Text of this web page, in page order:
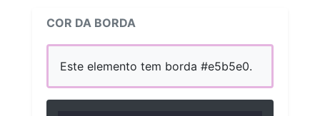
COR DA BORDA
Este elemento tem borda #e5b5e0.